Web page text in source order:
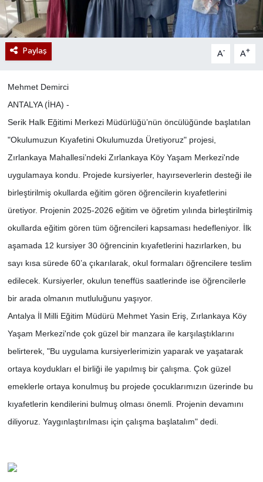
Paylaş A- A+
Mehmet Demirci
ANTALYA (İHA) -
Serik Halk Eğitimi Merkezi Müdürlüğü’nün öncülüğünde başlatılan
"Okulumuzun Kıyafetini Okulumuzda Üretiyoruz" projesi,
Zırlankaya Mahallesi’ndeki Zırlankaya Köy Yaşam Merkezi'nde
uygulamaya kondu. Projede kursiyerler, hayırseverlerin desteği ile
birleştirilmiş okullarda eğitim gören öğrencilerin kıyafetlerini
üretiyor. Projenin 2025-2026 eğitim ve öğretim yılında birleştirilmiş
okullarda eğitim gören tüm öğrencileri kapsaması hedefleniyor. İlk
aşamada 12 kursiyer 30 öğrencinin kıyafetlerini hazırlarken, bu
sayı kısa sürede 60’a çıkarılarak, okul formaları öğrencilere teslim
edilecek. Kursiyerler, okulun teneffüs saatlerinde ise öğrencilerle
bir arada olmanın mutluluğunu yaşıyor.
Antalya İl Milli Eğitim Müdürü Mehmet Yasin Eriş, Zırlankaya Köy
Yaşam Merkezi'nde çok güzel bir manzara ile karşılaştıklarını
belirterek, "Bu uygulama kursiyerlerimizin yaparak ve yaşatarak
ortaya koydukları el birliği ile yapılmış bir çalışma. Çok güzel
emeklerle ortaya konulmuş bu projede çocuklarımızın üzerinde bu
kıyafetlerin kendilerini bulmuş olması önemli. Projenin devamını
diliyoruz. Yaygınlaştırılması için çalışma başlatalım" dedi.